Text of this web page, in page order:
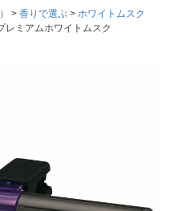
香りで選ぶ
ホワイトムスク
レミアムホワイトムスク